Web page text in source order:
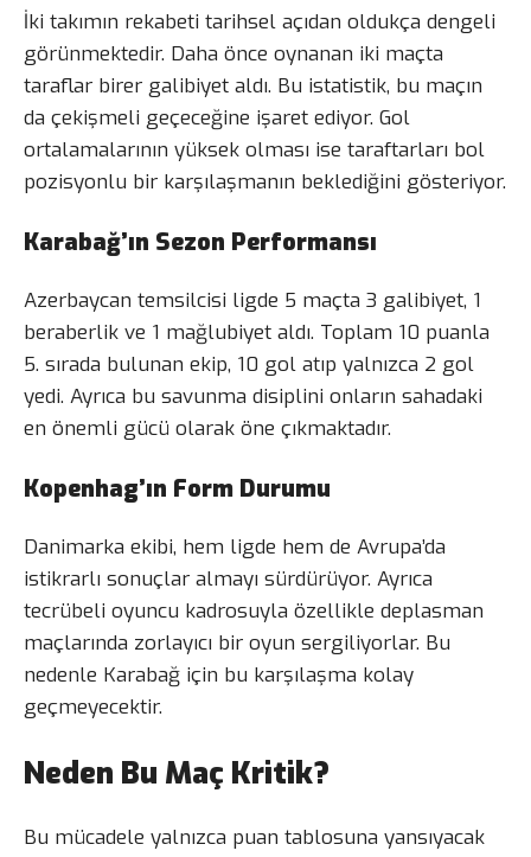
İki takımın rekabeti tarihsel açıdan oldukça dengeli
görünmektedir. Daha önce oynanan iki maçta
taraflar birer galibiyet aldı. Bu istatistik, bu maçın
da çekişmeli geçeceğine işaret ediyor. Gol
ortalamalarının yüksek olması ise taraftarları bol
pozisyonlu bir karşılaşmanın beklediğini gösteriyor.
Karabağ’ın Sezon Performansı
Azerbaycan temsilcisi ligde 5 maçta 3 galibiyet, 1
beraberlik ve 1 mağlubiyet aldı. Toplam 10 puanla
5. sırada bulunan ekip, 10 gol atıp yalnızca 2 gol
yedi. Ayrıca bu savunma disiplini onların sahadaki
en önemli gücü olarak öne çıkmaktadır.
Kopenhag’ın Form Durumu
Danimarka ekibi, hem ligde hem de Avrupa’da
istikrarlı sonuçlar almayı sürdürüyor. Ayrıca
tecrübeli oyuncu kadrosuyla özellikle deplasman
maçlarında zorlayıcı bir oyun sergiliyorlar. Bu
nedenle Karabağ için bu karşılaşma kolay
geçmeyecektir.
Neden Bu Maç Kritik?
Bu mücadele yalnızca puan tablosuna yansıyacak